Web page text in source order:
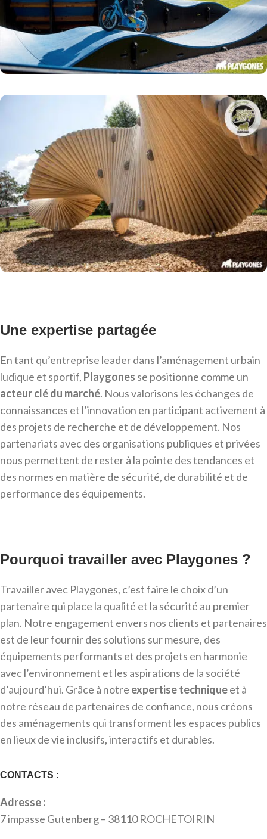
Une expertise partagée
En tant qu’entreprise leader dans l’aménagement urbain
ludique et sportif, Playgones se positionne comme un
acteur clé du marché. Nous valorisons les échanges de
connaissances et l’innovation en participant activement à
des projets de recherche et de développement. Nos
partenariats avec des organisations publiques et privées
nous permettent de rester à la pointe des tendances et
des normes en matière de sécurité, de durabilité et de
performance des équipements.
Pourquoi travailler avec Playgones ?
Travailler avec Playgones, c’est faire le choix d’un
partenaire qui place la qualité et la sécurité au premier
plan. Notre engagement envers nos clients et partenaires
est de leur fournir des solutions sur mesure, des
équipements performants et des projets en harmonie
avec l’environnement et les aspirations de la société
d’aujourd’hui. Grâce à notre expertise techniqueet à
notre réseau de partenaires de confiance, nous créons
des aménagements qui transforment les espaces publics
en lieux de vie inclusifs, interactifs et durables.
CONTACTS :
Adresse :
7 impasse Gutenberg – 38110 ROCHETOIRIN